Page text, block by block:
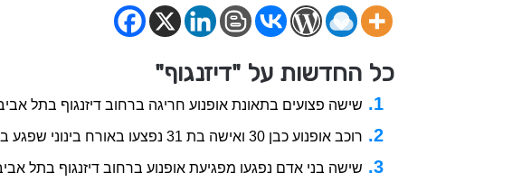
כל החדשות על "דיזנגוף"
שישה פצועים בתאונת אופנוע חריגה ברחוב דיזנגוף בתל
רוכב אופנוע כבן 30 ואישה בת 31 נפצעו באורח בינוני שפגע במספר הולכי רגל ברחוב דיזנגוף בתל אביב
שישה בני אדם נפגעו מפגיעת אופנוע ברחוב דיזנגוף בתל